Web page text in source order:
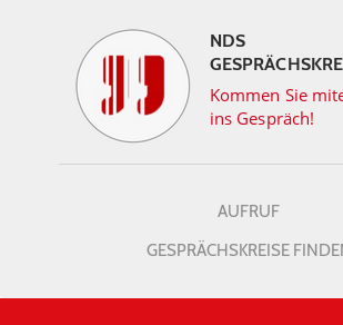
NDS
Kommen Sie
ins Gespräch!
AUFRUF
GESPRÄCHSKREISE